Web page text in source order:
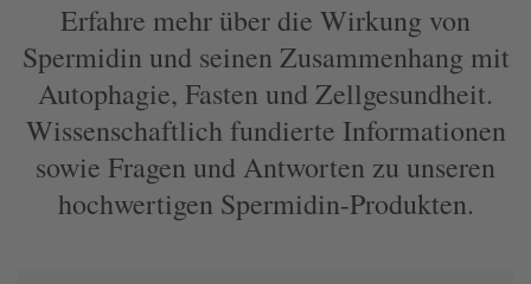
Erfahre mehr über die Wirkung von
Spermidin und seinen Zusammenhang mit
Autophagie, Fasten und Zellgesundheit.
Wissenschaftlich fundierte Informationen
sowie Fragen und Antworten zu unseren
hochwertigen Spermidin-Produkten.